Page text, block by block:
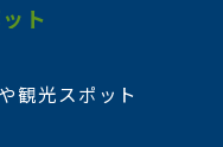
ト
観光スポット